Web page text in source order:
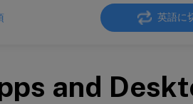
英語に
and